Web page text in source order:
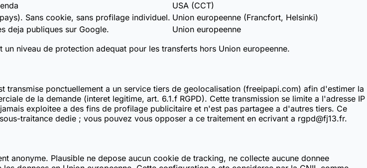
USA (CCT)
Sans cookie, sans profilage individuel. Union europeenne (Francfort, Helsinki)
deja publiques sur Google.
Union europeenne
niveau de protection adequat pour les transferts hors Union europeenne.
ponctuellement a un service tiers de geolocalisation (freeipapi.com) afin d'estimer la
de la demande (interet legitime, art. 6.1.f RGPD). Cette transmission se limite a l'adresse IP
exploitee a des fins de profilage publicitaire et n'est pas partagee a d'autres tiers. Ce
traitance dedie ; vous pouvez vous opposer a ce traitement en ecrivant a rgpd@fj13.fr.
anonyme. Plausible ne depose aucun cookie de tracking, ne collecte aucune donnee